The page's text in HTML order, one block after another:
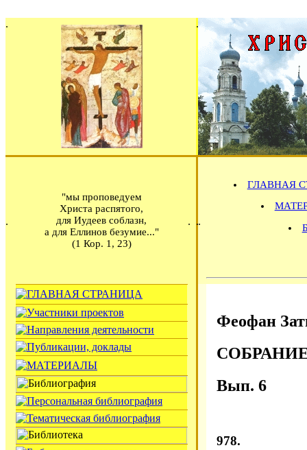
"мы проповедуем
Христа распятого,
для Иудеев соблазн,
а для Еллинов безумие..."
(1 Кор. 1, 23)
ГЛАВНАЯ
Феофан
Вып. 6
978.